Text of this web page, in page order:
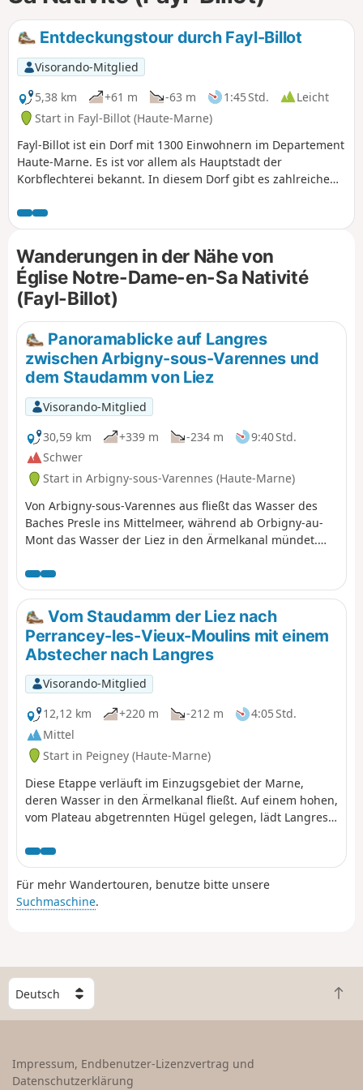
Entdeckungstour durch Fayl-Billot
Visorando-Mitglied
5,38 km
+61 m -63 m 1:45 Std.
Leicht
Start in Fayl-Billot (Haute-Marne)
Fayl-Billot ist ein Dorf mit 1300 Einwohnern im Departement
Haute-Marne. Es ist vor allem als Hauptstadt der
Korbflechterei bekannt. In diesem Dorf gibt es zahlreiche
nicht, am Ende dieses Spaziergangs ein Souvenir
mitzunehmen. Diese Wanderung ermöglicht es Ihnen, die
wichtigsten touristischen und kulturellen
Sehenswürdigkeiten des Dorfes zu sehen, wie die École
Nationale d'Osiériculture et de Vannerie, die Kirche Notre-
Dame sowie alle Waschhäuser und Brunnen des Dorfes.
Wanderungen in der Nähe von
Église Notre-Dame-en-Sa Nativité
(Fayl-Billot)
Panoramablicke auf Langres
zwischen Arbigny-sous-Varennes und
dem Staudamm von Liez
Visorando-Mitglied
30,59 km
+339 m -234 m
9:40 Std.
Schwer
Start in Arbigny-sous-Varennes (Haute-Marne)
Von Arbigny-sous-Varennes aus fließt das Wasser des
Baches Presle ins Mittelmeer, während ab Orbigny-au-
Mont das Wasser der Liez in den Ärmelkanal mündet.
Orientierungspunkt.
Vom Staudamm der Liez nach
Perrancey-les-Vieux-Moulins mit einem
Abstecher nach Langres
Visorando-Mitglied
12,12 km
+220 m -212 m
4:05 Std.
Mittel
Start in Peigney (Haute-Marne)
Diese Etappe verläuft im Einzugsgebiet der Marne,
deren Wasser in den Ärmelkanal fließt. Auf einem hohen,
vom Plateau abgetrennten Hügel gelegen, lädt Langres
Sie die Restaurants hier dem üblichen Picknick vor.
Für mehr Wandertouren, benutze bitte unsere
Suchmaschine.
W
ä
h
e
Z
u
Impressum, Endbenutzer-Lizenzvertrag und
Datenschutzerklärung